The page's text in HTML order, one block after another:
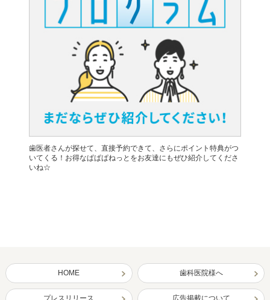
歯医者さんが探せて、直接予約できて、さらにポイント特典がつ
いてくる！お得なぱぱぱねっとをお友達にもぜひ紹介してくださ
いね☆
HOME 歯科医院様へ